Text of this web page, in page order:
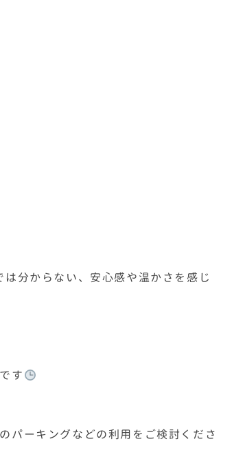
分からない、安心感や温かさを感じ
す
パーキングなどの利用をご検討くださ